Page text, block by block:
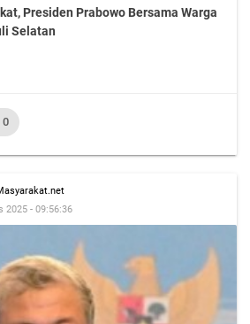
Presiden Prabowo Bersama Warga
Selatan
0
2025 - 09:56:36